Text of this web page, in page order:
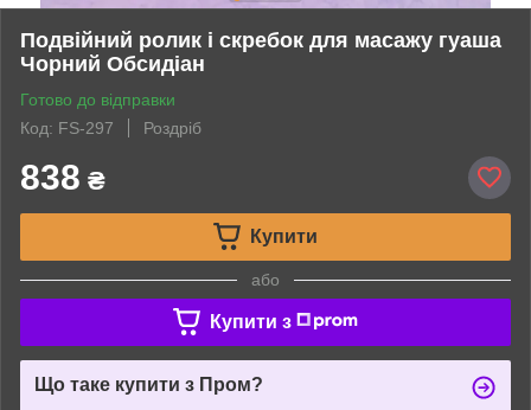
Подвійний ролик і скребок для масажу гуаша
Чорний Обсидіан
Готово до відправки
Код: FS-297
Роздріб
838 ₴
Купити
або
Купити з
Що таке купити з Пром?